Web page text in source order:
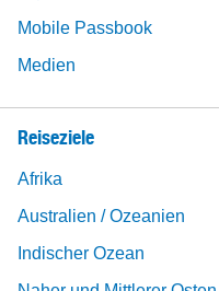
Mobile Passbook
Medien
Reiseziele
Afrika
Australien / Ozeanien
Indischer Ozean